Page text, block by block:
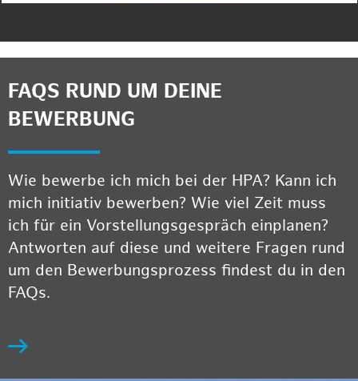
FAQS RUND UM DEINE
BEWERBUNG
Wie bewerbe ich mich bei der HPA? Kann ich
mich initiativ bewerben? Wie viel Zeit muss
ich für ein Vorstellungsgespräch einplanen?
Antworten auf diese und weitere Fragen rund
um den Bewerbungsprozess findest du in den
FAQs.